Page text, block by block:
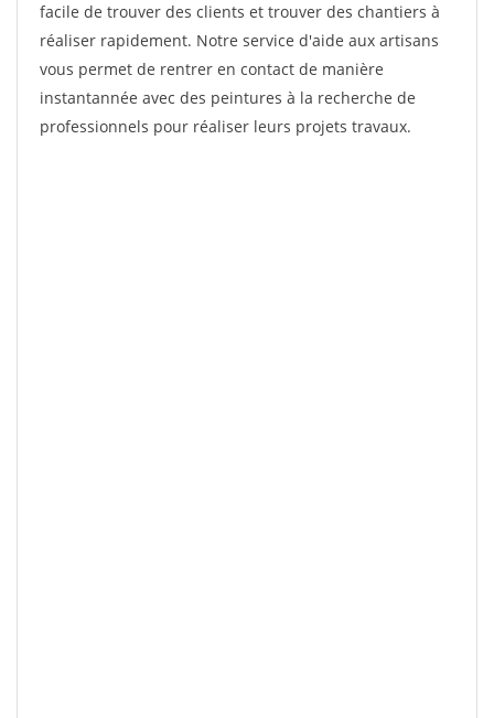
facile de trouver des clients et trouver des chantiers à
réaliser rapidement. Notre service d'aide aux artisans
vous permet de rentrer en contact de manière
instantannée avec des peintures à la recherche de
professionnels pour réaliser leurs projets travaux.